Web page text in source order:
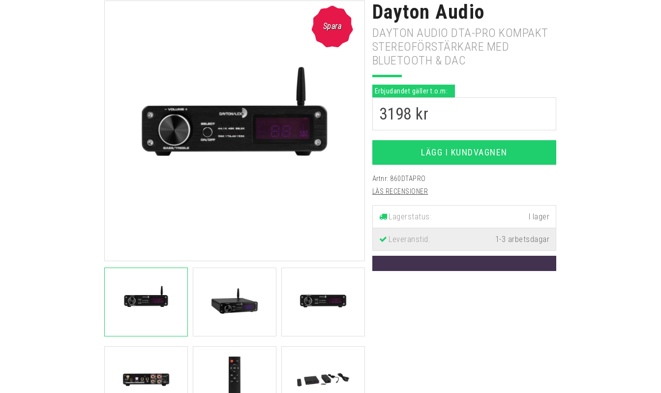
Spara
Dayton Audio
DAYTON AUDIO DTA-PRO KOMPAKT
STEREOFÖRSTÄRKARE MED
BLUETOOTH & DAC
Erbjudandet gäller t.o.m:
3198 kr
LÄGG I KUNDVAGNEN
Artnr: 860DTAPRO
LÄS RECENSIONER
Lagerstatus:
Leveranstid: 1-3 arbetsdagar